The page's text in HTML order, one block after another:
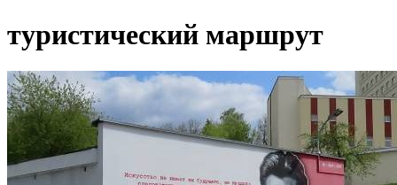
туристический маршрут